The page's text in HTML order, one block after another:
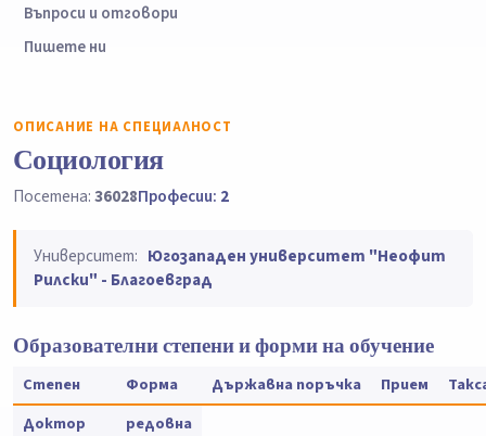
Въпроси и отговори
Пишете ни
ОПИСАНИЕ НА СПЕЦИАЛНОСТ
Социология
Посетена:36028Професии: 2
Университет: Югозападен университет "Неофит
Рилски" - Благоевград
Образователни степени и форми на обучение
Степен Форма Държавна поръчка Прием
Доктор
редовна